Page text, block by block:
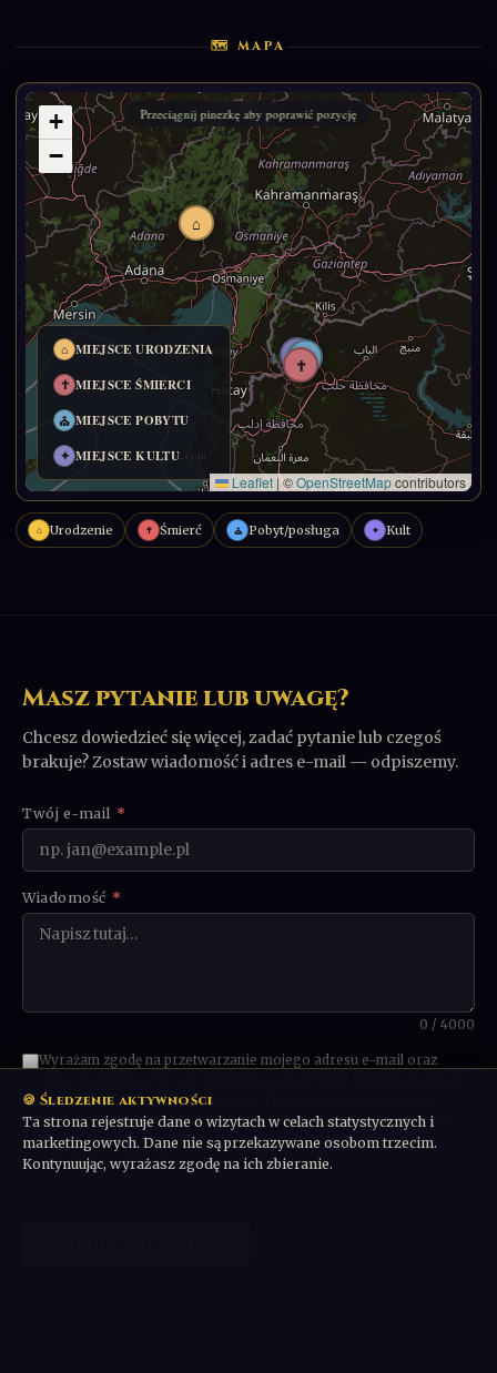
🗺 MAPA
⌂ Urodzenie ✝ Śmierć ⛪ Pobyt/posługa ✦ Kult
Masz pytanie lub uwagę?
Chcesz dowiedzieć się więcej, zadać pytanie lub czegoś
brakuje? Zostaw wiadomość i adres e-mail — odpiszemy.
Twój e-mail *
Wiadomość *
0 / 4000
Wyrażam zgodę na przetwarzanie mojego adresu e-mail oraz
danych jest Communio Sanctorum. Dane nie są przekazywane
osobom trzecim ani wykorzystywane w celach marketingowych
bez odrębnej zgody. Możesz poprosić o usunięcie danych w
dowolnym momencie.
🍪 Śledzenie aktywności
Ta strona rejestruje dane o wizytach w celach statystycznych i
marketingowych. Dane nie są przekazywane osobom trzecim.
Kontynuując, wyrażasz zgodę na ich zbieranie.